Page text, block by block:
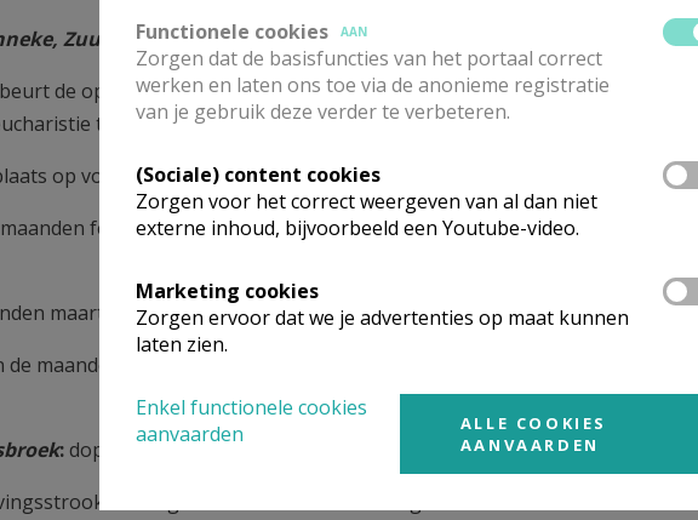
Zuun, Ruisbroek) :
de opname van de dopeling binnen de kerkgemeenschap, wanneer
te vieren.
op volgende data :
februari, april, oktober en op 25 december, tijdens de
maart, juni, september en december, tijdens de eucharistieviering om
de maanden januari, april, oktober en december, tijdens de
:dopelingen sluiten aan bij een doopviering in een kerk naar keuze.
volledig in te vullen en deze af te geven in de kerk na de
Functionele cookies
AAN
Zorgen dat de basisfuncties van het portaal correct
werken en laten ons toe via de anonieme registratie
van je gebruik deze verder te verbeteren.
(Sociale) content cookies
Zorgen voor het correct weergeven van al dan niet
externe inhoud, bijvoorbeeld een Youtube-video.
Marketing cookies
Zorgen ervoor dat we je advertenties op maat kunnen
laten zien.
Enkel functionele cookies
aanvaarden
ALLE COOKIES
AANVAARDEN